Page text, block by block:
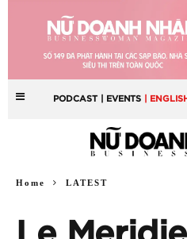
PODCAST | EVENTS | ENGLISH
Home LATEST